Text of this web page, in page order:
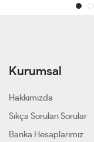
Kurumsal
Hakkımızda
Sıkça Sorulan Sorular
Banka Hesaplarımız